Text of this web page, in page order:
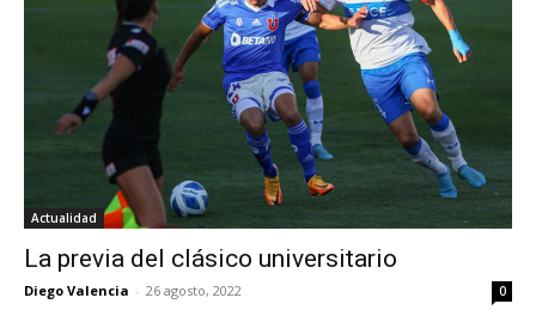
Actualidad
La previa del clásico universitario
Diego Valencia - 26 agosto, 2022 0